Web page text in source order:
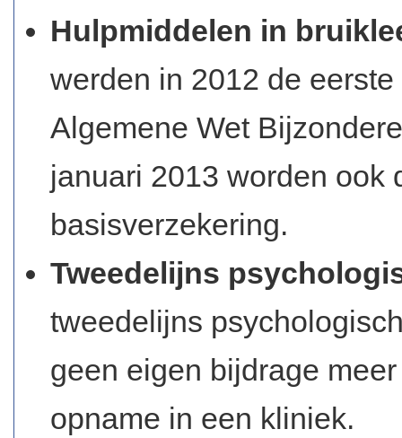
Hulpmiddelen in
werden in 2012 de
Algemene Wet
januari 2013 worden ook
basisverzekering.
Tweedelijns
tweedelijns
geen eigen bijdrage
opname in een kliniek.